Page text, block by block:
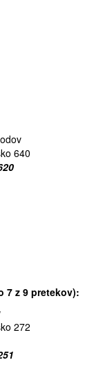
640
7 z 9 pretekov):
272